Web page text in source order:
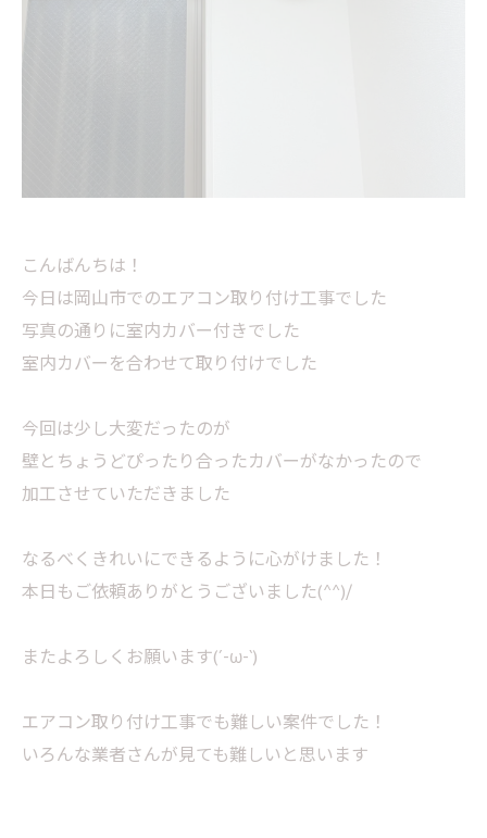
こんばんちは！
今日は岡山市でのエアコン取り付け工事でした
写真の通りに室内カバー付きでした
室内カバーを合わせて取り付けでした
今回は少し大変だったのが
壁とちょうどぴったり合ったカバーがなかったので
加工させていただきました
なるべくきれいにできるように心がけました！
本日もご依頼ありがとうございました(^^)/
またよろしくお願います(´-ω-`)
エアコン取り付け工事でも難しい案件でした！
いろんな業者さんが見ても難しいと思います